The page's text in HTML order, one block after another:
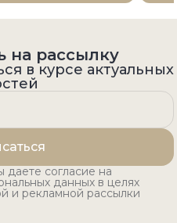
на рассылку
в курсе актуальных
даете согласие на
данных в целях
и рекламной рассылки